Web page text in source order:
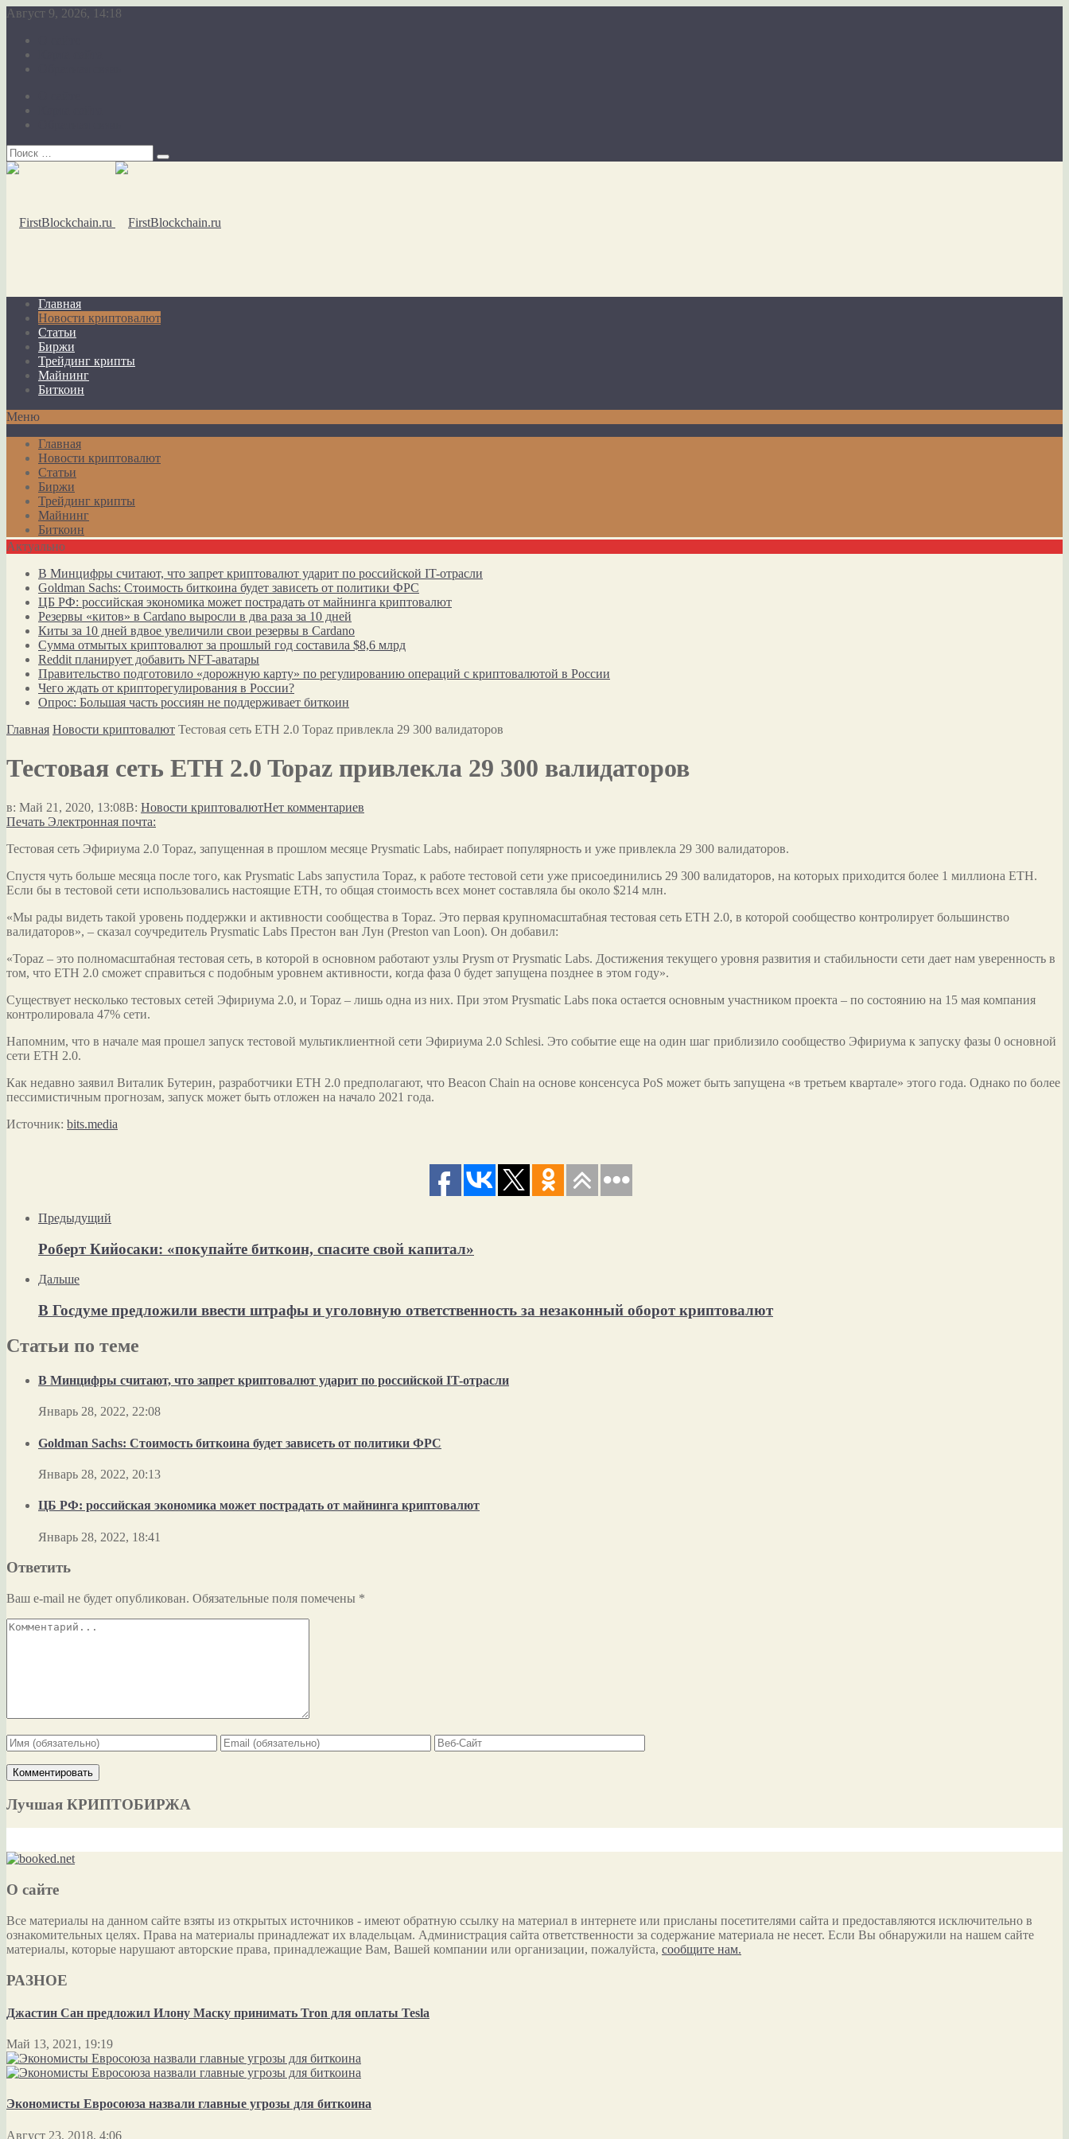
Август 9, 2026, 14:18
Главная
Новости криптовалют
Статьи
Биржи
Трейдинг крипты
Майнинг
Биткоин
Меню
Главная
Новости криптовалют
Статьи
Биржи
Трейдинг крипты
Майнинг
Биткоин
Актуально
В Минцифры считают, что запрет криптовалют ударит по российской IT-отрасли
Goldman Sachs: Стоимость биткоина будет зависеть от политики ФРС
ЦБ РФ: российская экономика может пострадать от майнинга криптовалют
Резервы «китов» в Cardano выросли в два раза за 10 дней
Киты за 10 дней вдвое увеличили свои резервы в Cardano
Сумма отмытых криптовалют за прошлый год составила $8,6 млрд
Reddit планирует добавить NFT-аватары
Правительство подготовило «дорожную карту» по регулированию операций с криптовалютой в России
Чего ждать от крипторегулирования в России?
Опрос: Большая часть россиян не поддерживает биткоин
Главная Новости криптовалют Тестовая сеть ETH 2.0 Topaz привлекла 29 300 валидаторов
Тестовая сеть ETH 2.0 Topaz привлекла 29 300 валидаторов
в: Май 21, 2020, 13:08В: Новости криптовалютНет комментариев
Печать Электронная почта:
Тестовая сеть Эфириума 2.0 Topaz, запущенная в прошлом месяце Prysmatic Labs, набирает популярность и уже привлекла 29 300 валидаторов.
Спустя чуть больше месяца после того, как Prysmatic Labs запустила Topaz, к работе тестовой сети уже присоединились 29 300 валидаторов, на которых приходится более 1 миллиона ETH.
Если бы в тестовой сети использовались настоящие ETH, то общая стоимость всех монет составляла бы около $214 млн.
«Мы рады видеть такой уровень поддержки и активности сообщества в Topaz. Это первая крупномасштабная тестовая сеть ETH 2.0, в которой сообщество контролирует большинство
валидаторов», – сказал соучредитель Prysmatic Labs Престон ван Лун (Preston van Loon). Он добавил:
«Topaz – это полномасштабная тестовая сеть, в которой в основном работают узлы Prysm от Prysmatic Labs. Достижения текущего уровня развития и стабильности сети дает нам уверенность в
том, что ETH 2.0 сможет справиться с подобным уровнем активности, когда фаза 0 будет запущена позднее в этом году».
Существует несколько тестовых сетей Эфириума 2.0, и Topaz – лишь одна из них. При этом Prysmatic Labs пока остается основным участником проекта – по состоянию на 15 мая компания
контролировала 47% сети.
Напомним, что в начале мая прошел запуск тестовой мультиклиентной сети Эфириума 2.0 Schlesi. Это событие еще на один шаг приблизило сообщество Эфириума к запуску фазы 0 основной
сети ETH 2.0.
Как недавно заявил Виталик Бутерин, разработчики ETH 2.0 предполагают, что Beacon Chain на основе консенсуса PoS может быть запущена «в третьем квартале» этого года. Однако по более
пессимистичным прогнозам, запуск может быть отложен на начало 2021 года.
Источник: bits.media
Предыдущий
Роберт Кийосаки: «покупайте биткоин, спасите свой капитал»
Дальше
В Госдуме предложили ввести штрафы и уголовную ответственность за незаконный оборот криптовалют
Статьи по теме
В Минцифры считают, что запрет криптовалют ударит по российской IT-отрасли
Январь 28, 2022, 22:08
Goldman Sachs: Стоимость биткоина будет зависеть от политики ФРС
Январь 28, 2022, 20:13
ЦБ РФ: российская экономика может пострадать от майнинга криптовалют
Январь 28, 2022, 18:41
Ответить
Ваш e-mail не будет опубликован. Обязательные поля помечены *
Лучшая КРИПТОБИРЖА
О сайте
Все материалы на данном сайте взяты из открытых источников - имеют обратную ссылку на материал в интернете или присланы посетителями сайта и предоставляются исключительно в
ознакомительных целях. Права на материалы принадлежат их владельцам. Администрация сайта ответственности за содержание материала не несет. Если Вы обнаружили на нашем сайте
материалы, которые нарушают авторские права, принадлежащие Вам, Вашей компании или организации, пожалуйста, сообщите нам.
РАЗНОЕ
Джастин Сан предложил Илону Маску принимать Tron для оплаты Tesla
Май 13, 2021, 19:19
Экономисты Евросоюза назвали главные угрозы для биткоина
Август 23, 2018, 4:06